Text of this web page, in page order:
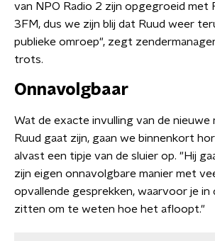
van NPO Radio 2 zijn opgegroeid met
3FM, dus we zijn blij dat Ruud weer
publieke omroep", zegt
trots.
Onnavolgbaar
Wat de exacte invulling van de nieuwe
Ruud gaat zijn, gaan we binnenkort
alvast een tipje van de sluier op. "Hij
zijn eigen onnavolgbare manier met
opvallende gesprekken, waarvoor je in
zitten om te weten hoe het afloopt."